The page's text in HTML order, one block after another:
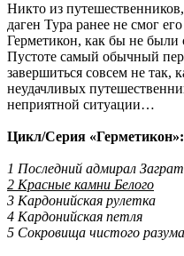
Никто из
даген Тура ранее не смог
Герметикон, как бы не
Пустоте самый обычный
завершиться совсем не так,
неудачливых
неприятной ситуации…
Цикл/Серия «Герметикон»:
1 Последний адмирал
2 Красные камни Белого
3 Кардонийская рулетка
4 Кардонийская петля
5 Сокровища чистого разума